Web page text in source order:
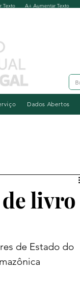
A+ Aumentar Texto
Texto
Dados Abertos
livro
de Estado do